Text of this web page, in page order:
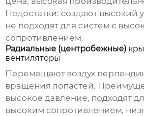
Недостатки: создают высокий
не подходят для систем с
сопротивлением.
Радиальные (центробежные)
вентиляторы
Перемещают воздух
вращения лопастей.
высокое давление, подходят
высоким сопротивлением,